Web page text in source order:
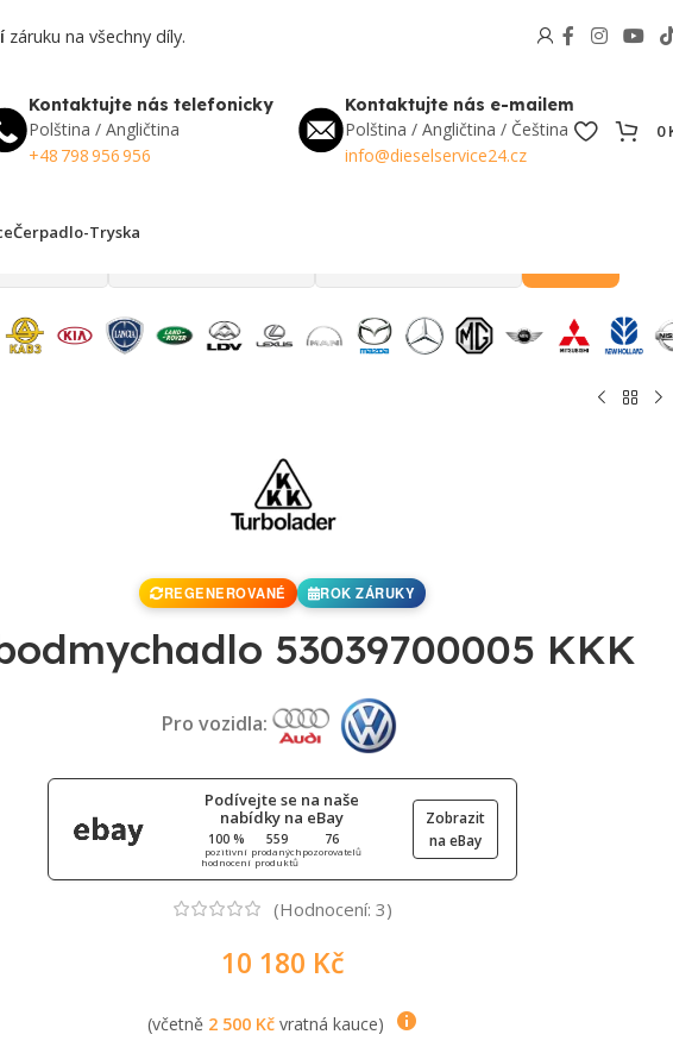
záruku na všechny díly.
Kontaktujte nás telefonicky
Polština / Angličtina
+48 798 956 956
Kontaktujte nás e-mailem
Polština / Angličtina / Čeština
info@dieselservice24.cz
0
Čerpadlo-Tryska
REGENEROVANÉ ROK ZÁRUKY
53039700005 KKK
Pro vozidla:
Podívejte se na naše
nabídky na eBay
100 %
pozitivní
hodnocení
559
prodaných
produktů
76
pozorovatelů
Zobrazit
na eBay
(Hodnocení: 3)
10 180 Kč
(včetně 2 500 Kčvratná kauce)